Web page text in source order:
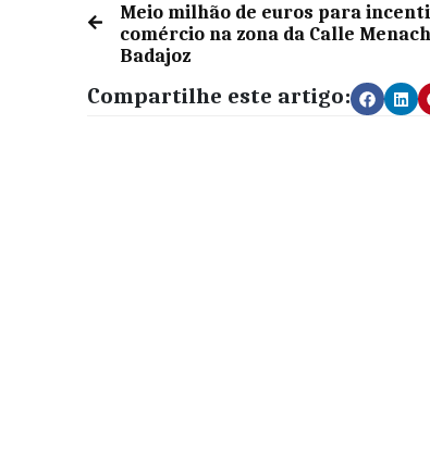
Meio milhão de euros para
comércio na zona da Calle
Badajoz
Compartilhe este artigo: